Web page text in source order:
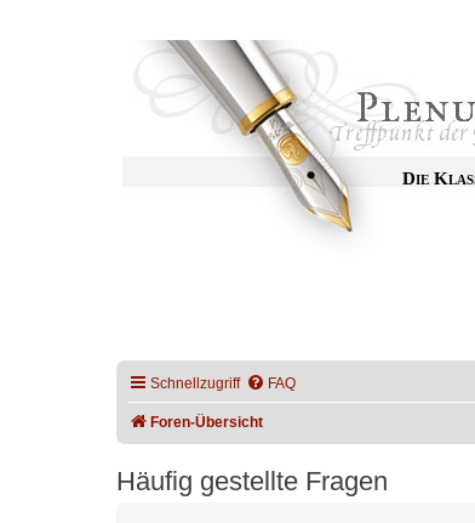
Die
Schnellzugriff FAQ
Foren-Übersicht
Häufig gestellte Fragen